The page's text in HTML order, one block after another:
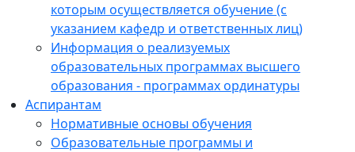
которым осуществляется обучение (с
указанием кафедр и ответственных лиц)
Информация о реализуемых
образовательных программах высшего
образования - программах ординатуры
Аспирантам
Нормативные основы обучения
Образовательные программы и